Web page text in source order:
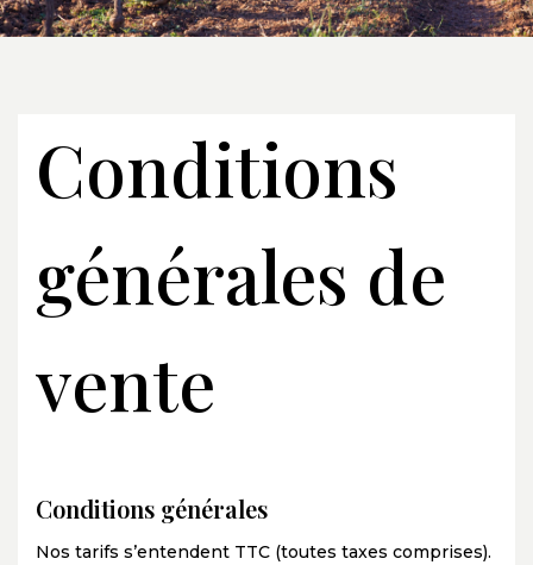
Conditions
générales de
vente
Conditions générales
Nos tarifs s’entendent TTC (toutes taxes comprises).